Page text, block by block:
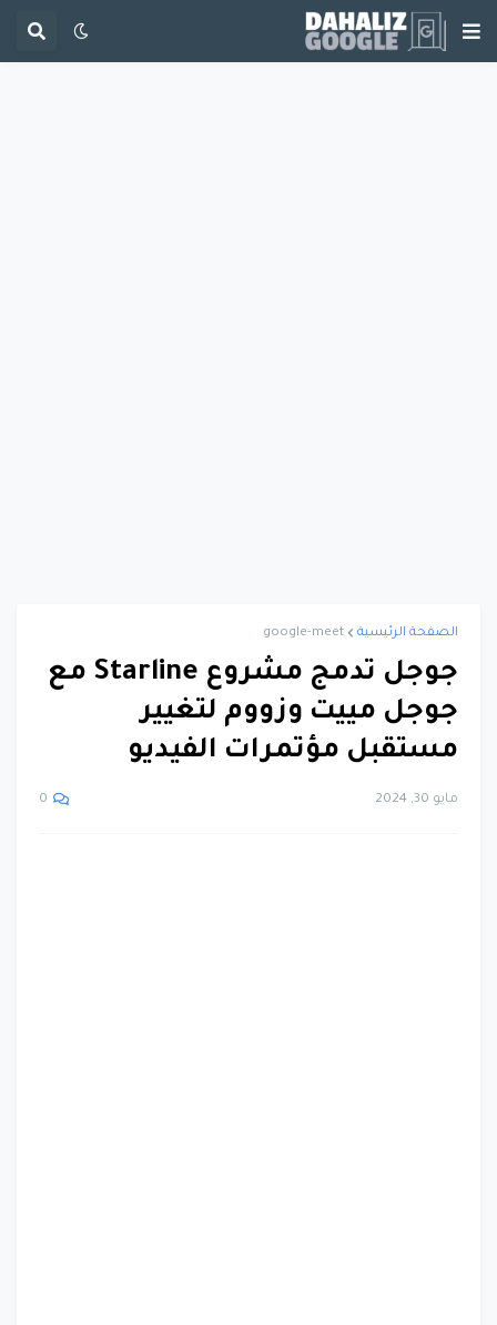
الصفحة الرئيسية google-meet
جوجل تدمج مشروع Starline مع
جوجل مييت وزووم لتغيير
مستقبل مؤتمرات الفيديو
مايو 30, 2024 0